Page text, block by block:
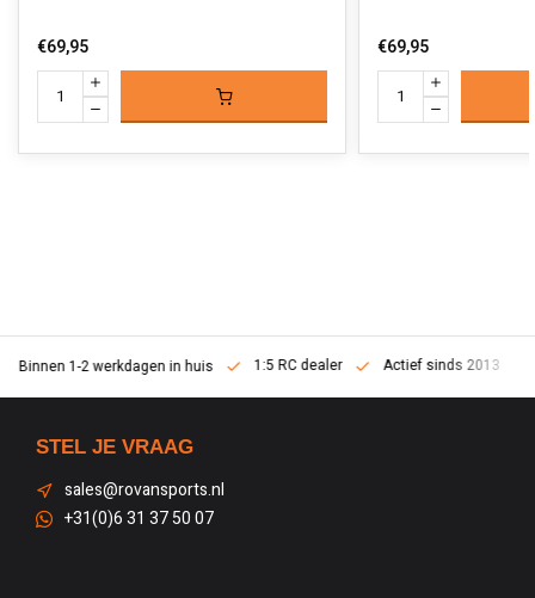
€69,95 €69,95
Binnen 1-2 werkdagen in huis 1:5 RC dealer Actief sinds 2013
STEL JE VRAAG
sales@rovansports.nl
+31(0)6 31 37 50 07